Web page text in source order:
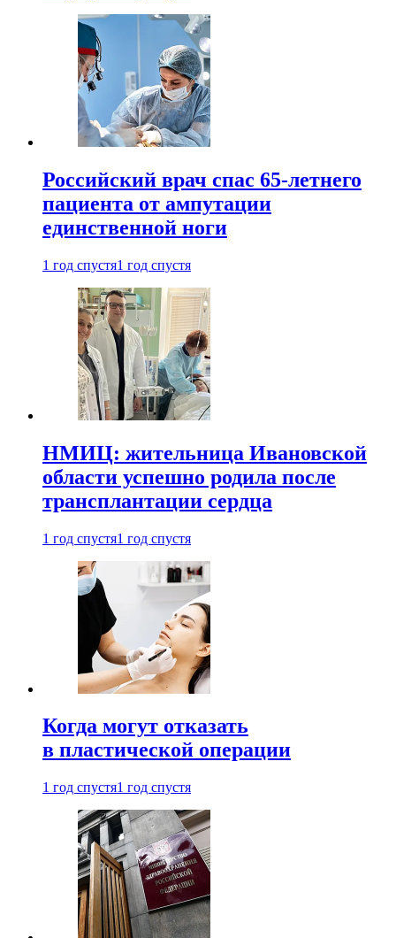
Российский врач спас 65-летнего
пациента от ампутации
единственной ноги
1 год спустя1 год спустя
НМИЦ: жительница Ивановской
области успешно родила после
трансплантации сердца
1 год спустя1 год спустя
Когда могут отказать
в пластической операции
1 год спустя1 год спустя